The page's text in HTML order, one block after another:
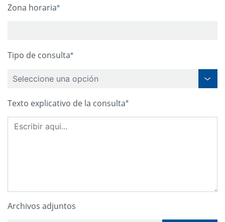
Zona horaria
Tipo de consulta
Seleccione una opción
Texto explicativo de la consulta
Archivos adjuntos